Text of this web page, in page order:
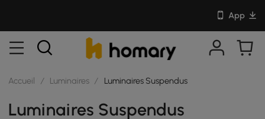
App
Accueil / Luminaires / Luminaires Suspendus
Luminaires Suspendus